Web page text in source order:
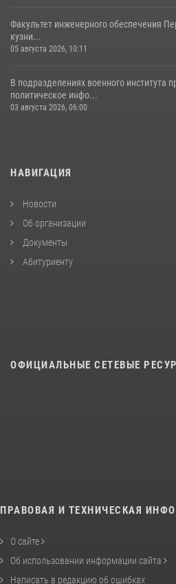
Факультет инженерного обеспечения
кузни...
05 августа 2026, 10:11
В подразделениях военного института
политическое инфо...
03 августа 2026, 06:00
НАВИГАЦИЯ
Новости
Об организации
Документы
Абитуриенту
ОФИЦИАЛЬНЫЕ СЕТЕВЫЕ
ПРАВОВАЯ И ТЕХНИЧЕСКАЯ
О сайте
Об использовании информации сайта
Написать в редакцию об ошибках